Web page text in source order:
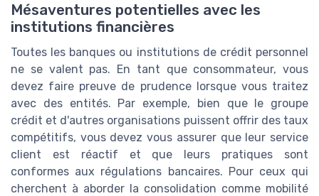
Mésaventures potentielles avec les
institutions financières
Toutes les banques ou institutions de crédit personnel
ne se valent pas. En tant que consommateur, vous
devez faire preuve de prudence lorsque vous traitez
avec des entités. Par exemple, bien que le groupe
crédit et d'autres organisations puissent offrir des taux
compétitifs, vous devez vous assurer que leur service
client est réactif et que leurs pratiques sont
conformes aux régulations bancaires. Pour ceux qui
cherchent à aborder la consolidation comme mobilité